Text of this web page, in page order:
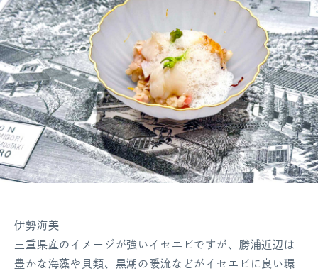
伊勢海美
三重県産のイメージが強いイセエビですが、勝浦近辺は
豊かな海藻や貝類、黒潮の暖流などがイセエビに良い環